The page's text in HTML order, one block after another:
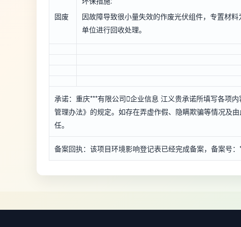
固废
因故障导致很小量失效的作废光伏组件，专置材
单位进行回收处理。
承诺：重庆***有限公司企业信息 江义贵承诺所填写各项
管理办法》的规定。如存在弄虚作假、隐瞒欺骗等情况及
任。
备案回执：该项目环境影响登记表已经完成备案，备案号：